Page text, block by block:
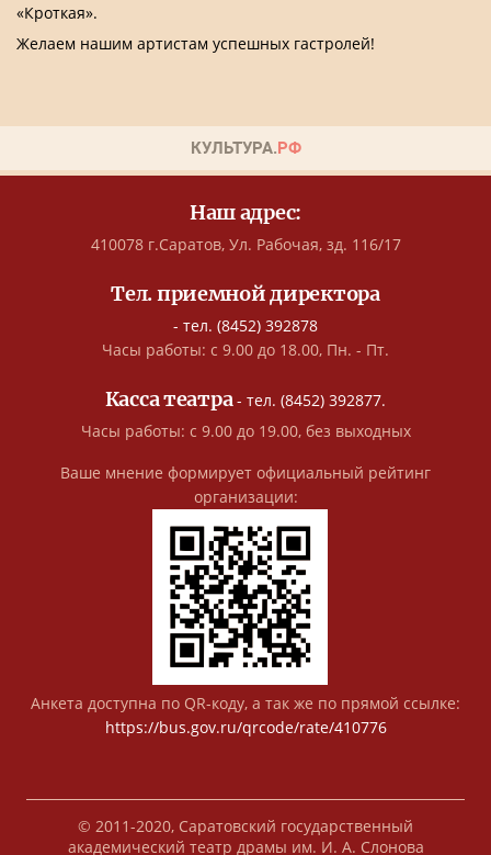
«Кроткая».
Желаем нашим артистам успешных гастролей!
Наш адрес:
410078 г.Саратов, Ул. Рабочая, зд. 116/17
Тел. приемной директора
- тел. (8452) 392878
Часы работы: с 9.00 до 18.00, Пн. - Пт.
Касса театра- тел. (8452) 392877.
Часы работы: с 9.00 до 19.00, без выходных
Ваше мнение формирует официальный рейтинг
организации:
Анкета доступна по QR-коду, а так же по прямой ссылке:
https://bus.gov.ru/qrcode/rate/410776
© 2011-2020, Саратовский государственный
академический театр драмы им. И. А. Слонова